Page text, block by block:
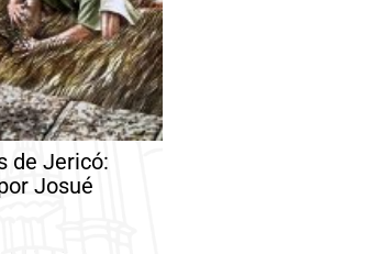
de Jericó:
Josué